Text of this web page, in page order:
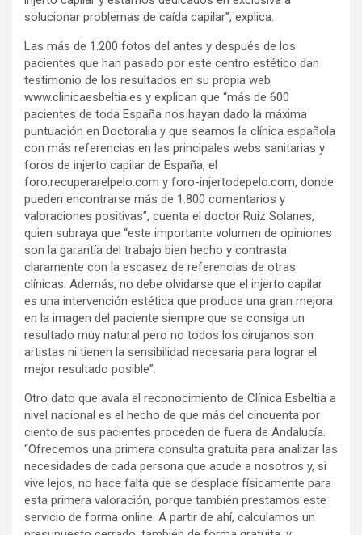
solucionar problemas de caída capilar”, explica.
Las más de 1.200 fotos del antes y después de los
pacientes que han pasado por este centro estético dan
testimonio de los resultados en su propia web
www.clinicaesbeltia.es y explican que “más de 600
pacientes de toda España nos hayan dado la máxima
puntuación en Doctoralia y que seamos la clínica española
con más referencias en las principales webs sanitarias y
foros de injerto capilar de España, el
foro.recuperarelpelo.com y foro-injertodepelo.com, donde
pueden encontrarse más de 1.800 comentarios y
valoraciones positivas”, cuenta el doctor Ruiz Solanes,
quien subraya que “este importante volumen de opiniones
son la garantía del trabajo bien hecho y contrasta
claramente con la escasez de referencias de otras
clínicas. Además, no debe olvidarse que el injerto capilar
es una intervención estética que produce una gran mejora
en la imagen del paciente siempre que se consiga un
resultado muy natural pero no todos los cirujanos son
artistas ni tienen la sensibilidad necesaria para lograr el
mejor resultado posible”.
Otro dato que avala el reconocimiento de Clínica Esbeltia a
nivel nacional es el hecho de que más del cincuenta por
ciento de sus pacientes proceden de fuera de Andalucía.
“Ofrecemos una primera consulta gratuita para analizar las
necesidades de cada persona que acude a nosotros y, si
vive lejos, no hace falta que se desplace físicamente para
esta primera valoración, porque también prestamos este
servicio de forma online. A partir de ahí, calculamos un